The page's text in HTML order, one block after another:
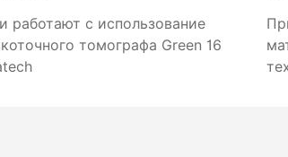
работают с использование
томографа Green 16